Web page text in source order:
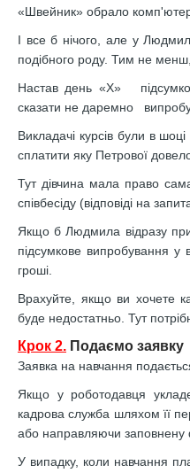
«Швейник» обрало
І все б нічого, але у
подібного роду. Тим не
Настав день «Х»
сказати не даремно
Викладачі курсів були в
сплатити яку Петрової
Тут дівчина мала право
співбесіду (відповіді на
Якщо б Людмила відразу
підсумкове випробування
гроші.
Врахуйте, якщо ви хочете
буде недостатньо. Тут
Крок 2. Подаємо заявку
Заявка на навчання
Якщо у роботодавця
кадрова служба шляхом її
або направляючи
У випадку, коли навчання